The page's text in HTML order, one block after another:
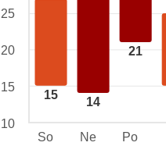
15
14
21
25
20
15
10
So
Ne Po